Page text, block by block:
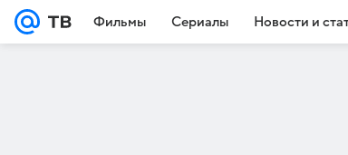
Фильмы Сериалы Новости и